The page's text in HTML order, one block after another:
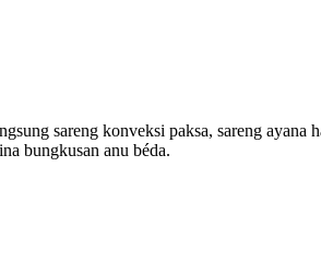
sareng konveksi paksa, sareng ayana
bungkusan anu béda.